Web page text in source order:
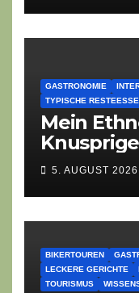
GASTRONOMIE
TYPISCHE
Mein
Lauch-
5. AUGUST 2026
BIKERTOUREN
LECKERE GERICHTE
TOURISMUS